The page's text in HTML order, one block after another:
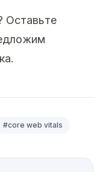
Оставьте
#core web vitals